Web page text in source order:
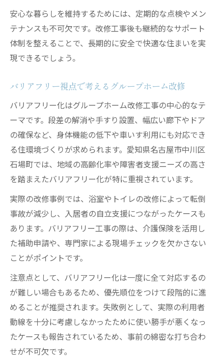
活用
支援スタッフと協力した住まい作りのポイ
工夫
安心な暮らしを維持するためには、定期的な点検やメン
テナンスも不可欠です。改修工事後も継続的なサポート
体制を整えることで、長期的に安全で快適な住まいを実
現できるでしょう。
バリアフリー視点で考えるグループホーム改修
バリアフリー化はグループホーム改修工事の中心的なテ
ーマです。段差の解消や手すり設置、幅広い廊下やドア
の確保など、身体機能の低下や車いす利用にも対応でき
る住環境づくりが求められます。愛知県名古屋市中川区
石場町では、地域の高齢化率や障害者支援ニーズの高さ
を踏まえたバリアフリー化が特に重視されています。
実際の改修事例では、浴室やトイレの改修によって転倒
事故が減少し、入居者の自立支援につながったケースも
あります。バリアフリー工事の際は、介護保険を活用し
た補助申請や、専門家による現場チェックを欠かさない
ことがポイントです。
注意点として、バリアフリー化は一度に全て対応するの
が難しい場合もあるため、優先順位をつけて段階的に進
めることが推奨されます。失敗例として、実際の利用者
動線を十分に考慮しなかったために使い勝手が悪くなっ
たケースも報告されているため、事前の綿密な打ち合わ
せが不可欠です。